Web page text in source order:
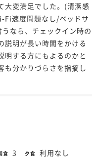
大変満足でした。(清潔感
Fi速度問題なし/ベッドサ
なら、チェックイン時の
説明が長い時間をかける
明する方にもよるのかと
も分かりづらさを指摘し
食 3 夕食 利用なし